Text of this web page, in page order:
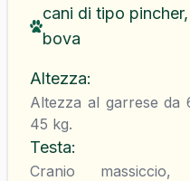
cani di tipo
bova
Altezza:
Altezza al garrese
45 kg.
Testa:
Cranio